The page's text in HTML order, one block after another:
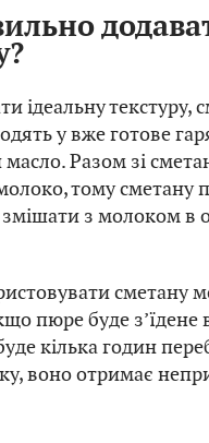
ідеальну текстуру,
у вже готове
Разом зі
тому сметану
з молоком в
сметану
пюре буде з’їдене
кілька годин
воно отримає